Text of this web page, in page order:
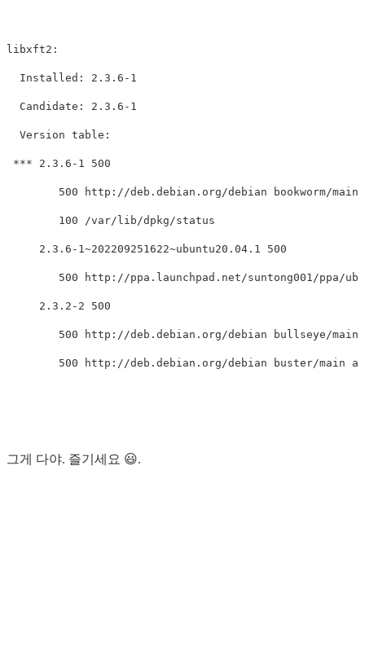
libxft2:
  Installed: 2.3.6-1
  Candidate: 2.3.6-1
  Version table:
*** 2.3.6-1 500
500 http://deb.debian.org/debian bookworm/main
        100 /var/lib/dpkg/status
     2.3.6-1~202209251622~ubuntu20.04.1 500
500 http://ppa.launchpad.net/suntong001/ppa/
     2.3.2-2 500
500 http://deb.debian.org/debian bullseye/main
그게 다야. 즐기세요 😃.